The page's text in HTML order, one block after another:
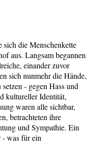
sich die Menschenkette
aus. Langsam begannen
einander zuvor
sich nunmehr die Hände,
- gegen Hass und
kultureller Identität,
waren alle sichtbar,
betrachteten ihre
und Sympathie. Ein
was für ein